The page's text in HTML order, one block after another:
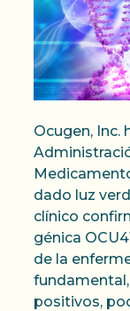
Ocugen, Inc.
dado luz
clínico
génica
de la
positivos,